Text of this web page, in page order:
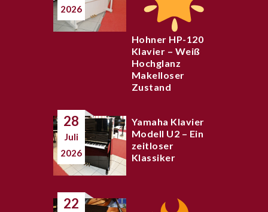
2026
Hohner HP-120
Klavier – Weiß
Hochglanz
Makelloser
Zustand
28
Juli
2026
Yamaha Klavier
Modell U2 – Ein
zeitloser
Klassiker
22